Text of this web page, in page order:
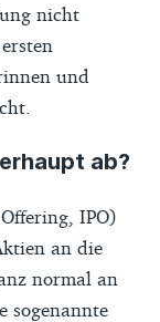
nicht
und
ab?
IPO)
an die
normal an
sogenannte